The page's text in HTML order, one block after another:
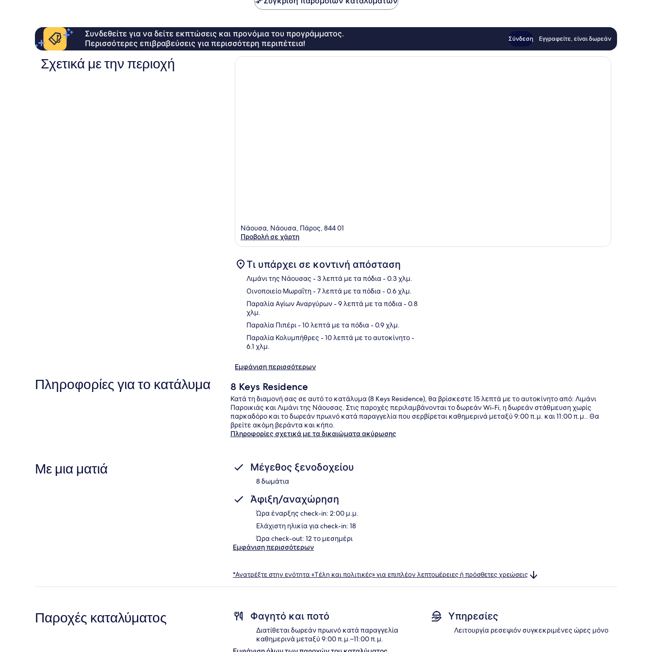
Συνδεθείτε για να δείτε εκπτώσεις και προνόμια του προγράμματος.
Περισσότερες επιβραβεύσεις για περισσότερη περιπέτεια!
Σύνδεση Εγγραφείτε, είναι δωρεάν
Σχετικά με την περιοχή
Νάουσα, Νάουσα, Πάρος, 844 01
Προβολή σε χάρτη
Τι υπάρχει σε κοντινή απόσταση
Λιμάνι της Νάουσας - 3 λεπτά με τα πόδια - 0.3 χλμ.
Οινοποιείο Μωραΐτη- 7 λεπτά με τα πόδια - 0.6 χλμ.
Παραλία Αγίων Αναργύρων- 9 λεπτά με τα πόδια - 0.8
χλμ.
Παραλία Πιπέρι - 10 λεπτά με τα πόδια - 0.9 χλμ.
Παραλία Κολυμπήθρες - 10 λεπτά με το αυτοκίνητο-
6.1 χλμ.
Εμφάνιση περισσότερων
Πληροφορίες για το κατάλυμα 8 Keys Residence
Κατά τη διαμονή σας σε αυτό το κατάλυμα (8 Keys Residence), θα βρίσκεστε 15 λεπτά με το αυτοκίνητο από: Λιμάνι
Παροικιάς και Λιμάνι της Νάουσας. Στις παροχές περιλαμβάνονται το δωρεάν Wi-Fi, η δωρεάν στάθμευση χωρίς
παρκαδόρο και το δωρεάν πρωινό κατά παραγγελία που σερβίρεται καθημερινά μεταξύ 9:00 π.μ. και 11:00 π.μ.. Θα
βρείτε ακόμη βεράντα και κήπο.
Πληροφορίες σχετικά με τα δικαιώματα ακύρωσης
Με μια ματιά Μέγεθος ξενοδοχείου
8 δωμάτια
Άφιξη/αναχώρηση
Ώρα έναρξης check-in: 2:00 μ.μ.
Ελάχιστη ηλικία για check-in: 18
Ώρα check-out: 12 το μεσημέρι
Εμφάνιση περισσότερων
*Ανατρέξτε στην ενότητα «Τέλη και πολιτικές» για επιπλέον λεπτομέρειες ή πρόσθετες χρεώσεις
Παροχές καταλύματος Φαγητό και ποτό
Διατίθεται δωρεάν πρωινό κατά παραγγελία
καθημερινά μεταξύ 9:00 π.μ.–11:00 π.μ.
Υπηρεσίες
Λειτουργία ρεσεψιόν συγκεκριμένες ώρες μόνο